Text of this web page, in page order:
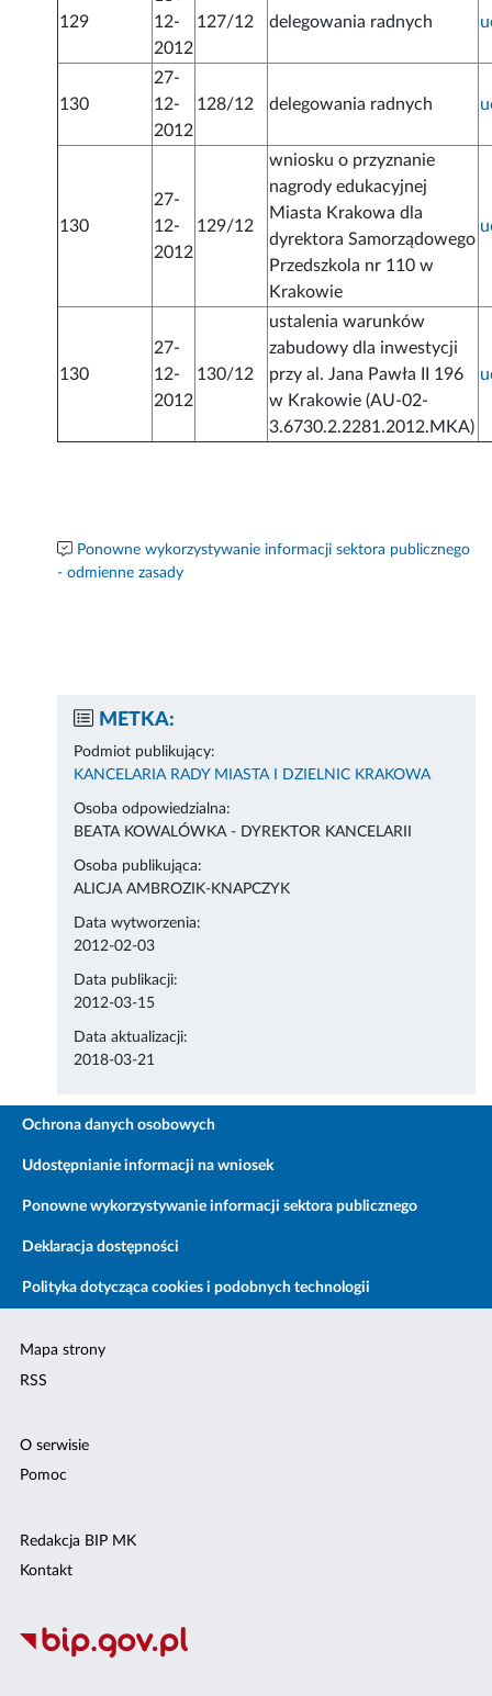
129
12-
2012
127/12 delegowania radnych
130
27-
12-
2012
128/12 delegowania radnych
130
27-
12-
2012
129/12
wniosku o przyznanie
nagrody edukacyjnej
Miasta Krakowa dla
dyrektora Samorządowego
Przedszkola nr 110 w
Krakowie
130
27-
12-
2012
130/12
ustalenia warunków
zabudowy dla inwestycji
przy al. Jana Pawła II 196
w Krakowie (AU-02-
3.6730.2.2281.2012.MKA)
Ponowne wykorzystywanie informacji sektora publicznego
- odmienne zasady
METKA:
Podmiot publikujący:
KANCELARIA RADY MIASTA I DZIELNIC KRAKOWA
Osoba odpowiedzialna:
BEATA KOWALÓWKA - DYREKTOR KANCELARII
Osoba publikująca:
ALICJA AMBROZIK-KNAPCZYK
Data wytworzenia:
2012-02-03
Data publikacji:
2012-03-15
Data aktualizacji:
2018-03-21
Ochrona danych osobowych
Udostępnianie informacji na wniosek
Ponowne wykorzystywanie informacji sektora publicznego
Deklaracja dostępności
Polityka dotycząca cookies i podobnych technologii
Mapa strony
RSS
O serwisie
Pomoc
Redakcja BIP MK
Kontakt